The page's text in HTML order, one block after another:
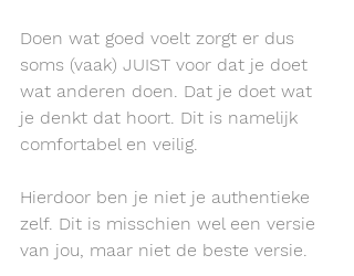
Doen wat goed voelt zorgt er dus
soms (vaak) JUIST voor dat je doet
wat anderen doen. Dat je doet wat
je denkt dat hoort. Dit is namelijk
comfortabel en veilig.
Hierdoor ben je niet je authentieke
zelf. Dit is misschien wel een versie
van jou, maar niet de beste versie.